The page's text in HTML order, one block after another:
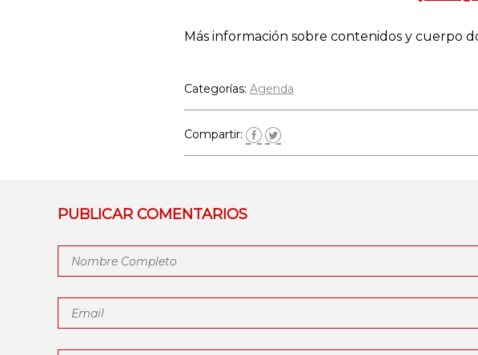
Más información sobre contenidos y cuerpo
Categorías: Agenda
Compartir:
PUBLICAR COMENTARIOS